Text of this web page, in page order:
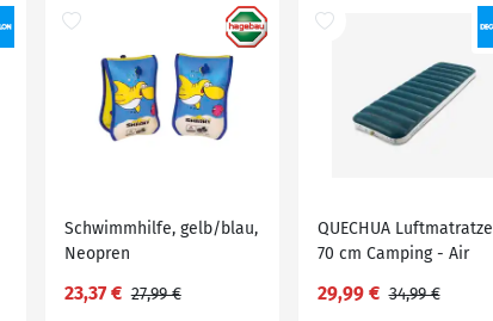
Schwimmhilfe, gelb/blau,
Neopren
23,37 € 27,99 €
QUECHUA Luftmatratze
70 cm Camping - Air
29,99 € 34,99 €